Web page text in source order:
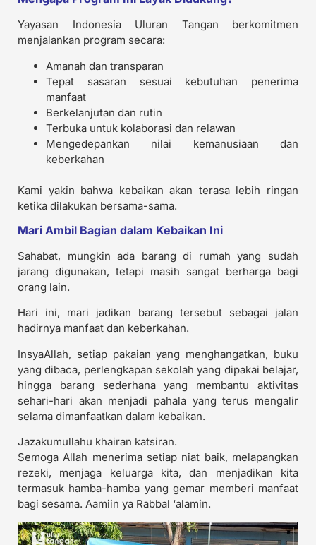
Yayasan Indonesia Uluran Tangan berkomitmen
menjalankan program secara:
Amanah dan transparan
Tepat sasaran sesuai kebutuhan penerima
manfaat
Berkelanjutan dan rutin
Terbuka untuk kolaborasi dan relawan
Mengedepankan nilai kemanusiaan dan
keberkahan
Kami yakin bahwa kebaikan akan terasa lebih ringan
ketika dilakukan bersama-sama.
Mari Ambil Bagian dalam Kebaikan Ini
Sahabat, mungkin ada barang di rumah yang sudah
jarang digunakan, tetapi masih sangat berharga bagi
orang lain.
Hari ini, mari jadikan barang tersebut sebagai jalan
hadirnya manfaat dan keberkahan.
InsyaAllah, setiap pakaian yang menghangatkan, buku
yang dibaca, perlengkapan sekolah yang dipakai belajar,
hingga barang sederhana yang membantu aktivitas
sehari-hari akan menjadi pahala yang terus mengalir
selama dimanfaatkan dalam kebaikan.
Jazakumullahu khairan katsiran.
Semoga Allah menerima setiap niat baik, melapangkan
rezeki, menjaga keluarga kita, dan menjadikan kita
termasuk hamba-hamba yang gemar memberi manfaat
bagi sesama. Aamiin ya Rabbal ‘alamin.